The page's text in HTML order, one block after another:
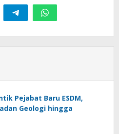
Pejabat Baru ESDM,
Geologi hingga